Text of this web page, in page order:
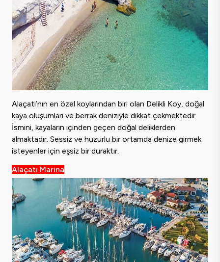
Alaçatı’nın en özel koylarından biri olan Delikli Koy, doğal
kaya oluşumları ve berrak deniziyle dikkat çekmektedir.
İsmini, kayaların içinden geçen doğal deliklerden
almaktadır. Sessiz ve huzurlu bir ortamda denize girmek
isteyenler için eşsiz bir duraktır.
Alaçatı Marina